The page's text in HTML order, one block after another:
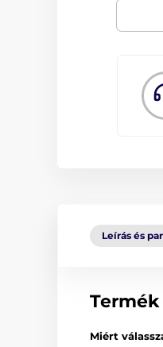
Leírás és
Miért